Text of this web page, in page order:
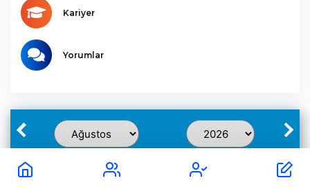
Kariyer
Yorumlar
Pzt Çar Cum Paz